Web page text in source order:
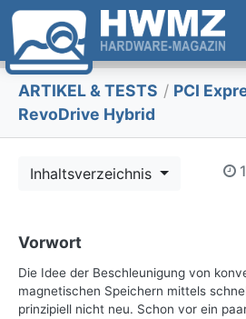
ARTIKEL & TESTS / PCI
RevoDrive Hybrid
Inhaltsverzeichnis
Vorwort
Die Idee der Beschleunigung von
magnetischen Speichern mittels
prinzipiell nicht neu. Schon vor ein